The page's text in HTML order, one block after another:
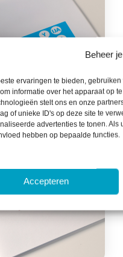
Beheer
ervaringen te bieden,
informatie over het apparaat op
stelt ons en onze
of unieke ID's op deze site te
advertenties te tonen. Als
hebben op bepaalde functies.
Accepteren